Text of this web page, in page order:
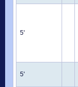
5'
5'